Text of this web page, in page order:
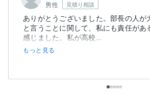
男性 見積り相談
ありがとうございました。部長の人が
と言うことに関して、私にも責任があ
感じました。私が高校...
もっと見る